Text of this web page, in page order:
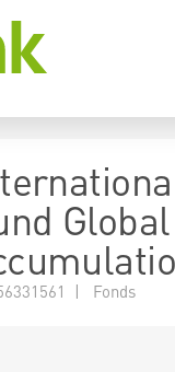
Global
| Fonds